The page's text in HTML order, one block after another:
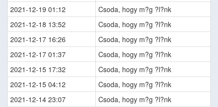
2021-12-19 01:12
Csoda, hogy m?g ?l?nk
2021-12-18 13:52
Csoda, hogy m?g ?l?nk
2021-12-17 16:26
Csoda, hogy m?g ?l?nk
2021-12-17 01:37
Csoda, hogy m?g ?l?nk
2021-12-15 17:32
Csoda, hogy m?g ?l?nk
2021-12-15 04:12
Csoda, hogy m?g ?l?nk
2021-12-14 23:07
Csoda, hogy m?g ?l?nk